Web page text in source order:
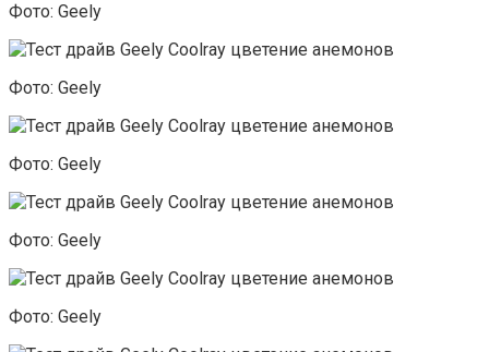
Фото: Geely
Фото: Geely
Фото: Geely
Фото: Geely
Фото: Geely